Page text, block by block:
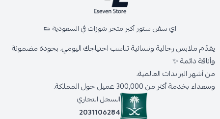
اي سفن ستور أكبر متجر شوزات في السعودية 👟
يقدّم ملابس رجالية ونسائية تناسب احتياجك اليومي، بجودة مضمونة
وأناقة دائمة ✨
من أشهر البراندات العالمية،
وسعداء بخدمة أكثر من 300,000 عميل حول المملكة.
السجل التجاري
2031106284